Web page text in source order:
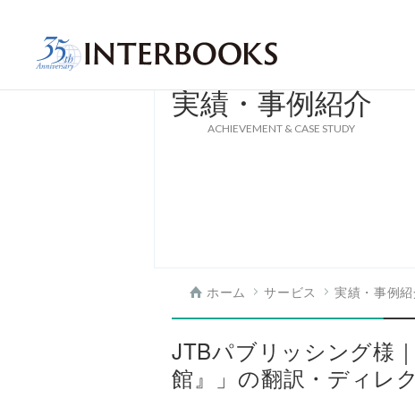
実績・事例紹介
ACHIEVEMENT & CASE STUDY
ホーム サービス 実績・事例紹
JTBパブリッシング様
館』」の翻訳・ディレ